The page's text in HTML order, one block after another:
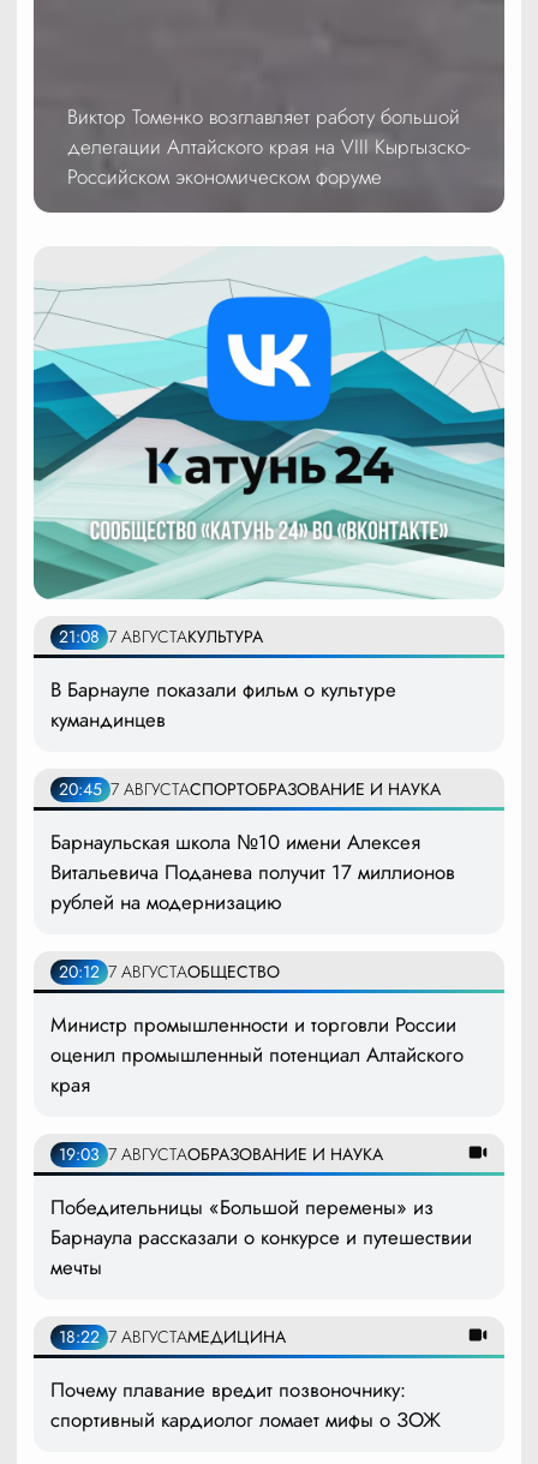
Виктор Томенко возглавляет работу большой
делегации Алтайского края на VIII Кыргызско-
Российском экономическом форуме
21:08 7 АВГУСТАКУЛЬТУРА
В Барнауле показали фильм о культуре
кумандинцев
20:45 7 АВГУСТАСПОРТОБРАЗОВАНИЕ И НАУКА
Барнаульская школа №10 имени Алексея
Витальевича Поданева получит 17 миллионов
рублей на модернизацию
20:12 7 АВГУСТАОБЩЕСТВО
Министр промышленности и торговли России
оценил промышленный потенциал Алтайского
края
19:03 7 АВГУСТАОБРАЗОВАНИЕ И НАУКА
Победительницы «Большой перемены» из
Барнаула рассказали о конкурсе и путешествии
мечты
18:22 7 АВГУСТАМЕДИЦИНА
Почему плавание вредит позвоночнику:
спортивный кардиолог ломает мифы о ЗОЖ